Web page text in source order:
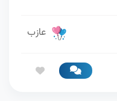
عازب